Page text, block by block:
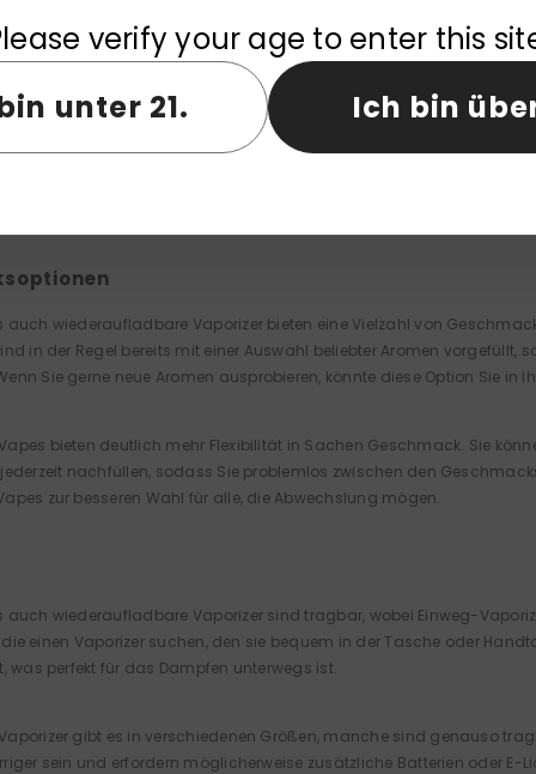
Umwelt sorgen, sind wiederaufladbare Vaporizer im Allgemeinen
können, entsteht im Vergleich zu Einweg-Vaporizern weniger
beitragen kann.
hingegen reduzieren die Menge an weggeworfenen
auch wiederaufladbare Vaporizer bieten eine Vielzahl von
in der Regel bereits mit einer Auswahl beliebter Aromen
Sie gerne neue Aromen ausprobieren, könnte diese Option Sie in
bieten deutlich mehr Flexibilität in Sachen Geschmack. Sie
nachfüllen, sodass Sie problemlos zwischen den
zur besseren Wahl für alle, die Abwechslung mögen.
auch wiederaufladbare Vaporizer sind tragbar, wobei Einweg-
einen Vaporizer suchen, den sie bequem in der Tasche oder
was perfekt für das Dampfen unterwegs ist.
gibt es in verschiedenen Größen, manche sind genauso
sein und erfordern möglicherweise zusätzliche Batterien oder E-
verify your age to enter this
unter 21.
Ich bin